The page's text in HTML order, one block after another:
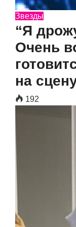
Звезды
“Я
Очень
на
192